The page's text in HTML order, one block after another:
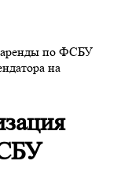
аренды по ФСБУ
на